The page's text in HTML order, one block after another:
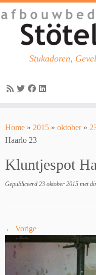
to
content
Stukadoren,
Home » 2015 » oktober »
Haarlo 23
Kluntjespot
Gepubliceerd 23 oktober 2015 met
← Vorige